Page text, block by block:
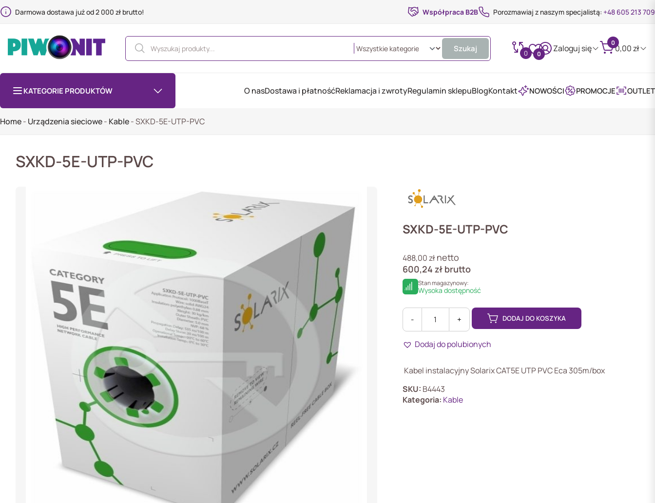
Darmowa dostawa już od 2 000 zł brutto! Współpraca B2B Porozmawiaj z naszym specjalistą: +48 605 213 709
Szukaj 0 0
Zaloguj się
0
0,00zł
KATEGORIE PRODUKTÓW O nasDostawa i płatnośćReklamacja i zwrotyRegulamin sklepuBlogKontakt NOWOŚCI PROMOCJE OUTLET
Home- Urządzenia sieciowe- Kable-SXKD-5E-UTP-PVC
SXKD-5E-UTP-PVC
SXKD-5E-UTP-PVC
488,00złnetto
600,24 zł brutto
Stan magazynowy:
Wysoka dostępność
-
SXKD-
5E-
PVC
+ DODAJ DO KOSZYKA
Dodaj do polubionych
Kabel instalacyjny Solarix CAT5E UTP PVC Eca 305m/box
SKU: B4443
Kategoria: Kable